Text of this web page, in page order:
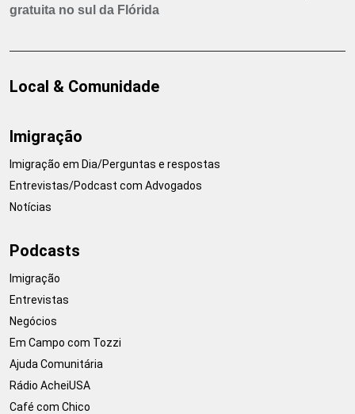
gratuita no sul da Flórida
Local & Comunidade
Imigração
Imigração em Dia/Perguntas e respostas
Entrevistas/Podcast com Advogados
Notícias
Podcasts
Imigração
Entrevistas
Negócios
Em Campo com Tozzi
Ajuda Comunitária
Rádio AcheiUSA
Café com Chico